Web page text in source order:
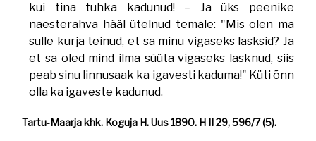
kui tina tuhka kadunud! – Ja üks peenike
naesterahva hääl ütelnud temale: "Mis olen ma
sulle kurja teinud, et sa minu vigaseks lasksid? Ja
et sa oled mind ilma süüta vigaseks lasknud, siis
peab sinu linnusaak ka igavesti kaduma!" Küti õnn
olla ka igaveste kadunud.
Tartu-Maarja khk. Koguja H. Uus 1890. H II 29, 596/7 (5).